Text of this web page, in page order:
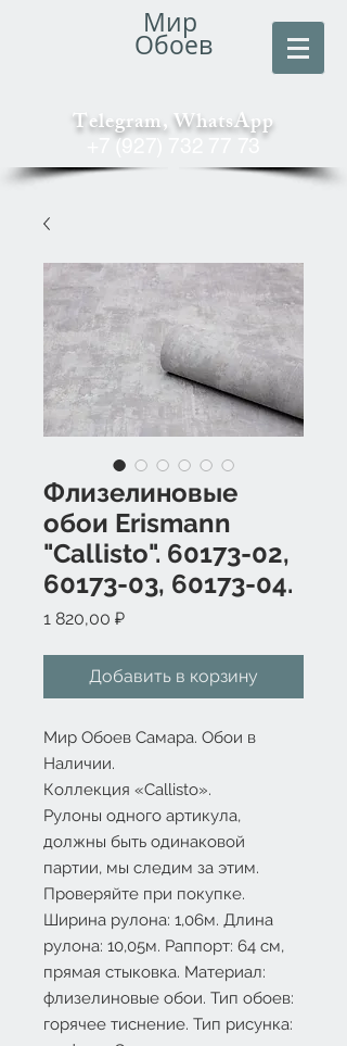
Мир
Обоев
Telegram, WhatsApp
+7 (927) 732 77 73
Флизелиновые
обои Erismann
"Callisto". 60173-02,
60173-03, 60173-04.
1 820,00 ₽Цена
Добавить в корзину
Мир Обоев Самара. Обои в
Наличии.
Коллекция «Callisto».
Рулоны одного артикула,
должны быть одинаковой
партии, мы следим за этим.
Проверяйте при покупке.
Ширина рулона: 1,06м. Длина
рулона: 10,05м. Раппорт: 64 см,
прямая стыковка. Материал:
флизелиновые обои. Тип обоев:
горячее тиснение. Тип рисунка: